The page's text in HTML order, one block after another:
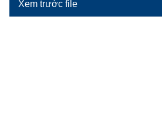
Xem trước file